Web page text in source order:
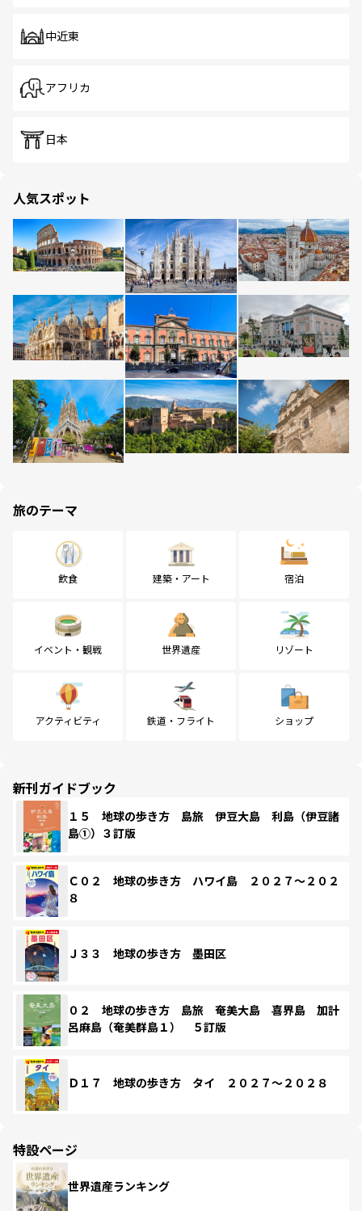
中近東
アフリカ
日本
人気スポット
旅のテーマ
飲食 建築・アート 宿泊
イベント・観戦 世界遺産 リゾート
アクティビティ 鉄道・フライト ショップ
新刊ガイドブック
１５ 地球の歩き方 島旅 伊豆大島 利島（伊豆諸
島①）３訂版
Ｃ０２ 地球の歩き方 ハワイ島 ２０２７～２０２
８
Ｊ３３ 地球の歩き方 墨田区
０２ 地球の歩き方 島旅 奄美大島 喜界島 加計
呂麻島（奄美群島１） ５訂版
Ｄ１７ 地球の歩き方 タイ ２０２７～２０２８
特設ページ
世界遺産ランキング